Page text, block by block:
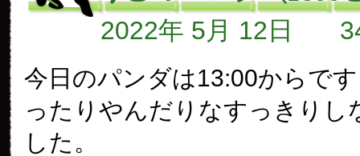
2022年 5月 12日
今日のパンダは13:00からで
ったりやんだりなすっきりし
した。